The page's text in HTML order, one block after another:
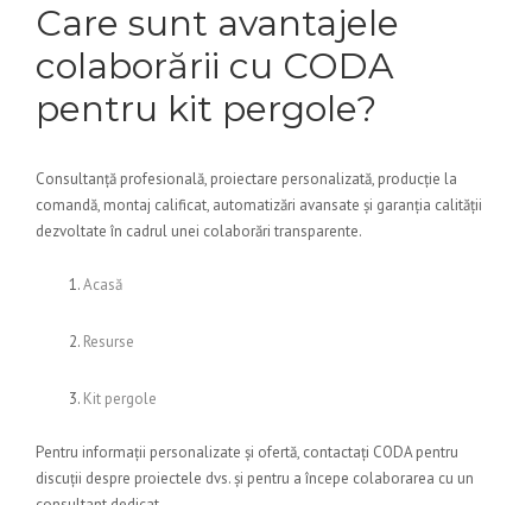
Care sunt avantajele
colaborării cu CODA
pentru kit pergole?
Consultanță profesională, proiectare personalizată, producție la
comandă, montaj calificat, automatizări avansate și garanția calității
dezvoltate în cadrul unei colaborări transparente.
Acasă
Resurse
Kit pergole
Pentru informații personalizate și ofertă, contactați CODA pentru
discuții despre proiectele dvs. și pentru a începe colaborarea cu un